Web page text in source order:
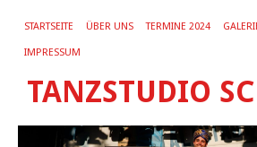
STARTSEITE ÜBER UNS TERMINE 2024
IMPRESSUM
TANZSTUDIO